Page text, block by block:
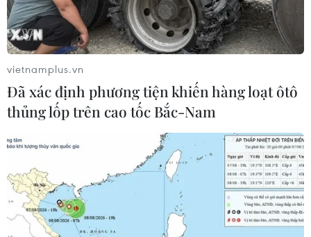
TIN CÙNG CHUYÊN MỤC
vietnamplus.vn
Đã xác định phương tiện khiến hàng loạt ôtô
thủng lốp trên cao tốc Bắc-Nam